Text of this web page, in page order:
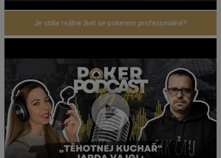
Je stále reálné živit se pokerem profesionálně?